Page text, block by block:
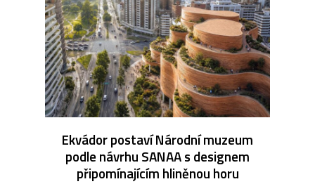
Ekvádor postaví Národní muzeum
podle návrhu SANAA s designem
připomínajícím hliněnou horu